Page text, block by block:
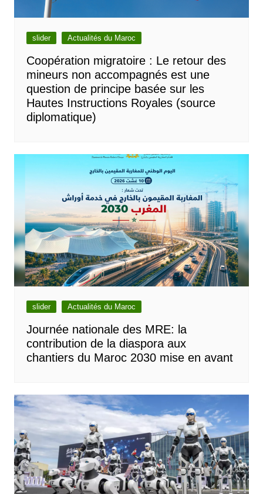
slider Actualités du Maroc
Coopération migratoire : Le retour des
mineurs non accompagnés est une
question de principe basée sur les
Hautes Instructions Royales (source
diplomatique)
slider Actualités du Maroc
Journée nationale des MRE: la
contribution de la diaspora aux
chantiers du Maroc 2030 mise en avant